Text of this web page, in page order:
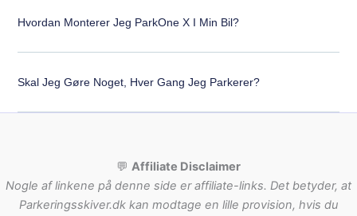
Hvordan Monterer Jeg ParkOne X I Min Bil?
Skal Jeg Gøre Noget, Hver Gang Jeg Parkerer?
💬 Affiliate Disclaimer
Nogle af linkene på denne side er affiliate-links. Det betyder, at
Parkeringsskiver.dk kan modtage en lille provision, hvis du